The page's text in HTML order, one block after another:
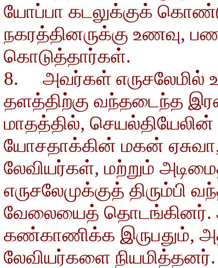
யோப்பா கடலுக்குக்
நகரத்தினருக்கு
கொடுத்தார்கள்.
8. அவர்கள் எருசலேமில்
தளத்திற்கு வந்தடைந்த
மாதத்தில்,
யோசதாக்கின் மகன்
லேவியர்கள், மற்றும்
எருசலேமுக்குத்
வேலையைத்
கண்காணிக்க இருபதும்,
லேவியர்களை நியமித்தனர்.